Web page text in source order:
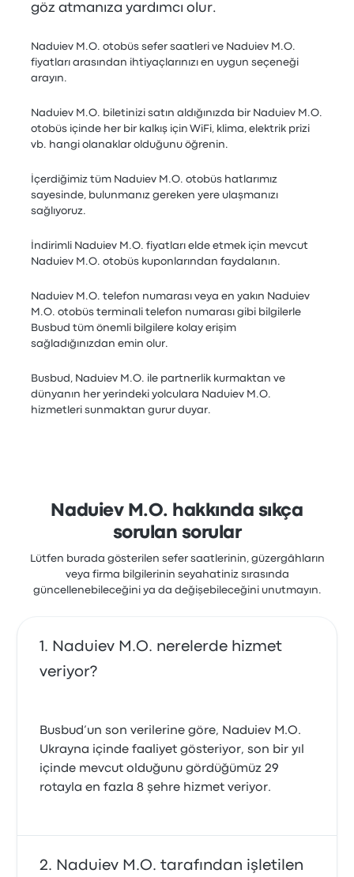
göz atmanıza yardımcı olur.
Naduiev M.O. otobüs sefer saatleri ve Naduiev M.O.
fiyatları arasından ihtiyaçlarınızı en uygun seçeneği
arayın.
Naduiev M.O. biletinizi satın aldığınızda bir Naduiev M.O.
otobüs içinde her bir kalkış için WiFi, klima, elektrik prizi
vb. hangi olanaklar olduğunu öğrenin.
İçerdiğimiz tüm Naduiev M.O. otobüs hatlarımız
sayesinde, bulunmanız gereken yere ulaşmanızı
sağlıyoruz.
İndirimli Naduiev M.O. fiyatları elde etmek için mevcut
Naduiev M.O. otobüs kuponlarından faydalanın.
Naduiev M.O. telefon numarası veya en yakın Naduiev
M.O. otobüs terminali telefon numarası gibi bilgilerle
Busbud tüm önemli bilgilere kolay erişim
sağladığınızdan emin olur.
Busbud, Naduiev M.O. ile partnerlik kurmaktan ve
dünyanın her yerindeki yolculara Naduiev M.O.
hizmetleri sunmaktan gurur duyar.
Naduiev M.O. hakkında sıkça
sorulan sorular
Lütfen burada gösterilen sefer saatlerinin, güzergâhların
veya firma bilgilerinin seyahatiniz sırasında
güncellenebileceğini ya da değişebileceğini unutmayın.
Naduiev M.O. nerelerde hizmet
veriyor?
Busbud’un son verilerine göre, Naduiev M.O.
Ukrayna içinde faaliyet gösteriyor, son bir yıl
içinde mevcut olduğunu gördüğümüz 29
rotayla en fazla 8 şehre hizmet veriyor.
Naduiev M.O. tarafından işletilen